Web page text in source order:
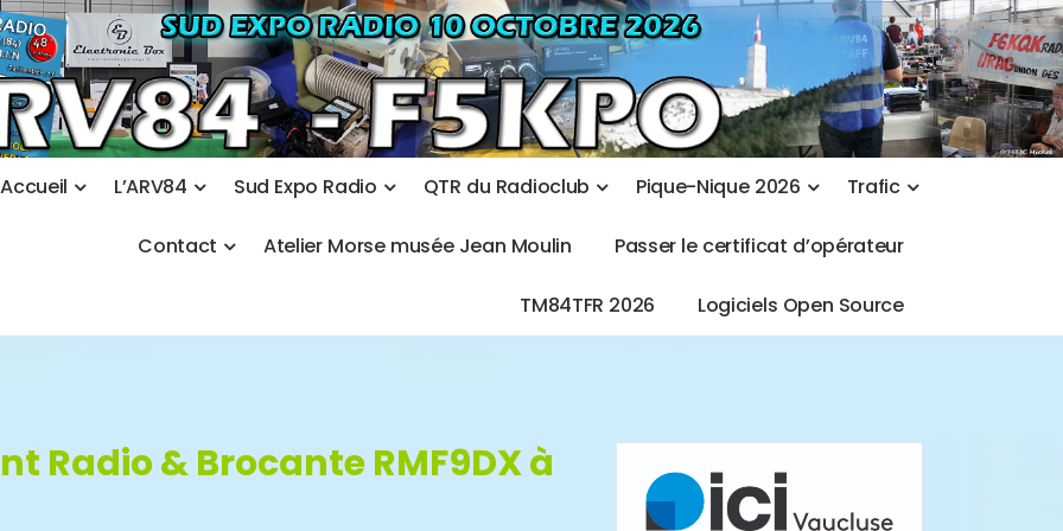
Accueil L’ARV84 Sud Expo Radio QTR du Radioclub Pique-Nique 2026 Trafic
Contact Atelier Morse musée Jean Moulin Passer le certificat d’opérateur
TM84TFR 2026 Logiciels Open Source
Radio & Brocante RMF9DX à